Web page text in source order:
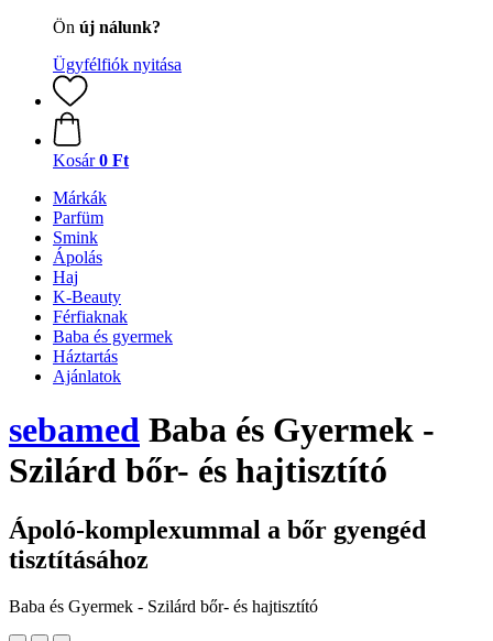
Ön új nálunk?
Ügyfélfiók nyitása
Kosár 0 Ft
Márkák
Parfüm
Smink
Ápolás
Haj
K-Beauty
Férfiaknak
Baba és gyermek
Háztartás
Ajánlatok
sebamed Baba és Gyermek -
Szilárd bőr- és hajtisztító
Ápoló-komplexummal a bőr gyengéd
tisztításához
Baba és Gyermek - Szilárd bőr- és hajtisztító